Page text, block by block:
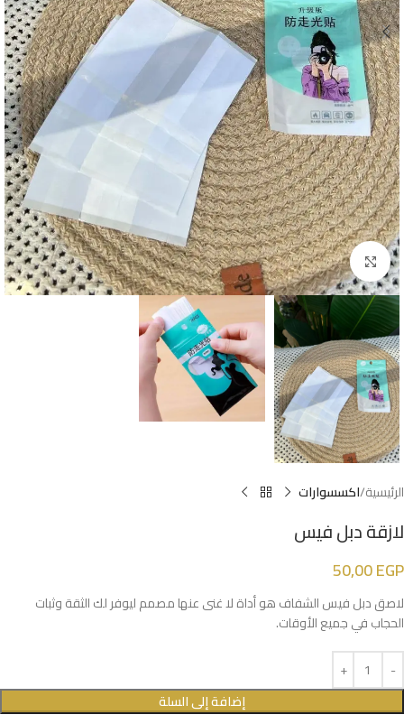
Click to enlarge
الرئيسية اكسسوارات
لازقة دبل فيس
50,00EGP
لاصق دبل فيس الشفاف هو أداة لا غنى عنها مصمم ليوفر لك الثقة وثبات
الحجاب في جميع الأوقات.
إضافة إلى السلة